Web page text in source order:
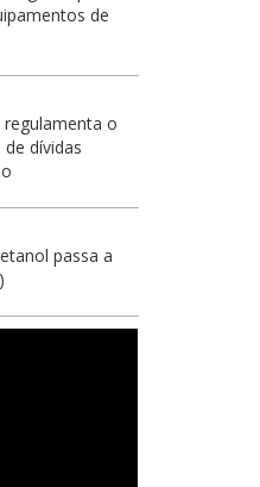
de
o
dívidas
passa a